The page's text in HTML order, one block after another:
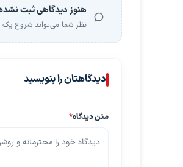
هنوز دیدگاهی ثبت
نظر شما می‌تواند شروع یک
دیدگاهتان را بنویسید
متن دیدگاه*